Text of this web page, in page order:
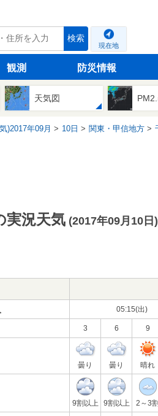
検索
現在地
観測 防災情報
天気図
)2017年09月 10日 関東・甲信地方
実況天気 (2017年09月10日)
05:15(出)
3 6 9
曇り 曇り 晴れ
9割以上 9割以上 2～3